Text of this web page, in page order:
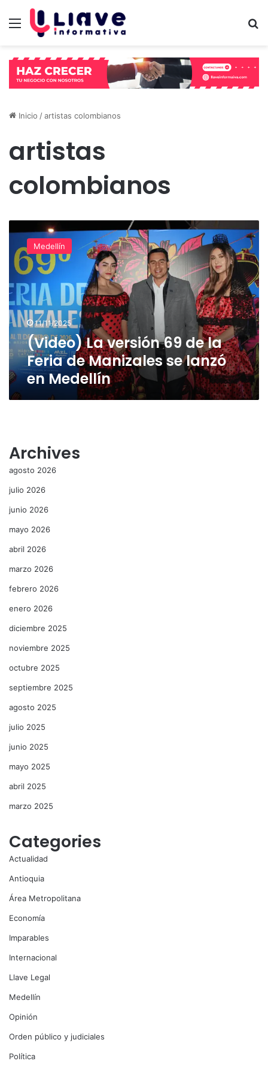
Menú
Inicio /artistas colombianos
artistas
colombianos
versión
69
de
la
Feria
de
Manizales
se
lanzó
en
Medellín
Medellín
11/11/2025
(Video) La versión 69 de la
Feria de Manizales se lanzó
en Medellín
Archives
agosto 2026
julio 2026
junio 2026
mayo 2026
abril 2026
marzo 2026
febrero 2026
enero 2026
diciembre 2025
noviembre 2025
octubre 2025
septiembre 2025
agosto 2025
julio 2025
junio 2025
mayo 2025
abril 2025
marzo 2025
Categories
Actualidad
Antioquia
Área Metropolitana
Economía
Imparables
Internacional
Llave Legal
Medellín
Opinión
Orden público y judiciales
Política